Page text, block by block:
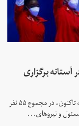
برگزاری
بر اساس آمار کمیته برگزاری المپیک توکیو، از اول ژوییه تاکنون، در مجموع ۵۵ نفر
مسئول و نیروهای...